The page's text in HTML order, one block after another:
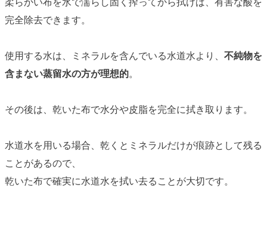
柔らかい布を水で濡らし固く搾ってから拭けば、有害な酸を
完全除去できます。
使用する水は、ミネラルを含んでいる水道水より、 不純物を
含まない蒸留水の方が理想的。
その後は、乾いた布で水分や皮脂を完全に拭き取ります。
水道水を用いる場合、乾くと ミネラルだけが痕跡として残る
ことがあるので、
乾いた布で確実に水道水を拭い去ることが大切です。